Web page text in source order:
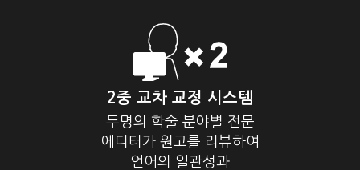
2중 교차 교정 시스템
두명의 학술 분야별 전문
에디터가 원고를 리뷰하여
언어의 일관성과